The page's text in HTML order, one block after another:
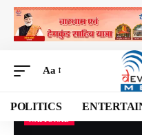
Aa
POLITICS